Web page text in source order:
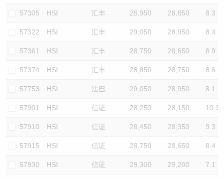
57305 HSI 汇丰 28,950 28,850 8.3
57322 HSI 汇丰 29,050 28,950 8.4
57361 HSI 汇丰 28,750 28,650 8.9
57374 HSI 汇丰 28,850 28,750 8.6
57753 HSI 法巴 29,050 28,950 8.1
57901 HSI 信证 28,250 28,150 10.3
57910 HSI 信证 28,450 28,350 9.3
57915 HSI 信证 28,750 28,650 8.4
57930 HSI 信证 29,300 29,200 7.1